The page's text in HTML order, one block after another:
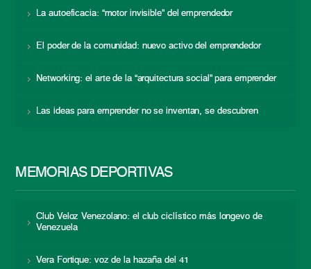
La autoeficacia: “motor invisible” del emprendedor
El poder de la comunidad: nuevo activo del emprendedor
Networking: el arte de la “arquitectura social” para emprender
Las ideas para emprender no se inventan, se descubren
MEMORIAS DEPORTIVAS
Club Veloz Venezolano: el club ciclístico más longevo de
Venezuela
Vera Fortique: voz de la hazaña del 41